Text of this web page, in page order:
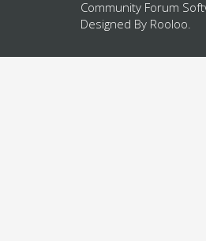
Community Forum
Designed By Rooloo.